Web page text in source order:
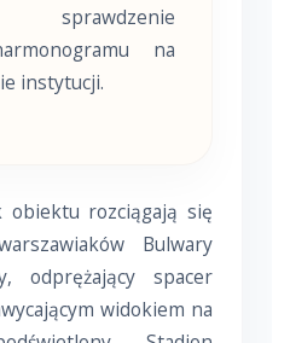
sprawdzenie
na
instytucji.
obiektu rozciągają się
Bulwary
odprężający spacer
widokiem na